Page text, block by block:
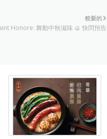
較新的
Honore: 舞動中秋滋味 🥮 快閃預告